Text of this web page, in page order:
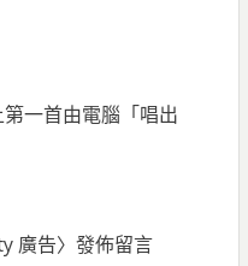
一首由電腦「唱出
廣告〉發佈留言